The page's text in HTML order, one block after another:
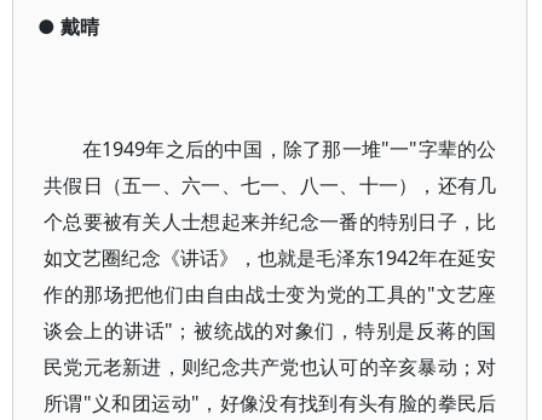
● 戴晴
在1949年之后的中国，除了那一堆"一"字辈的公
共假日（五一、六一、七一、八一、十一），还有几
个总要被有关人士想起来并纪念一番的特别日子，比
如文艺圈纪念《讲话》，也就是毛泽东1942年在延安
作的那场把他们由自由战士变为党的工具的"文艺座
谈会上的讲话"；被统战的对象们，特别是反蒋的国
民党元老新进，则纪念共产党也认可的辛亥暴动；对
所谓"义和团运动"，好像没有找到有头有脸的拳民后